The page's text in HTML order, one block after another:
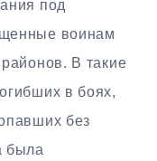
под
воинам
В такие
в боях,
без
была